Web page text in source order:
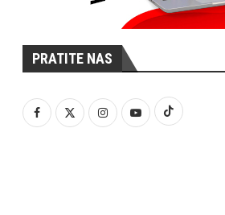
PRATITE NAS